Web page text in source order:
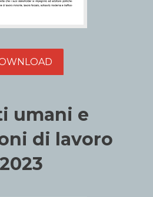
umani e
di lavoro
2023